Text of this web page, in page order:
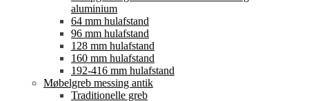
aluminium
64 mm hulafstand
96 mm hulafstand
128 mm hulafstand
160 mm hulafstand
192-416 mm hulafstand
Møbelgreb messing antik
Traditionelle greb